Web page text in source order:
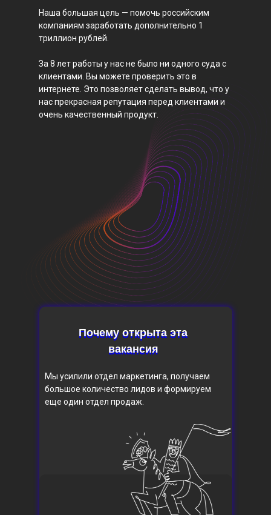
Наша большая цель — помочь российским
компаниям заработать дополнительно 1
триллион рублей.
За 8 лет работы у нас не было ни одного суда с
клиентами. Вы можете проверить это в
интернете. Это позволяет сделать вывод, что у
нас прекрасная репутация перед клиентами и
очень качественный продукт.
Почему открыта эта
вакансия
Почему открыта эта
вакансия
Мы усилили отдел маркетинга, получаем
большое количество лидов и формируем
еще один отдел продаж.